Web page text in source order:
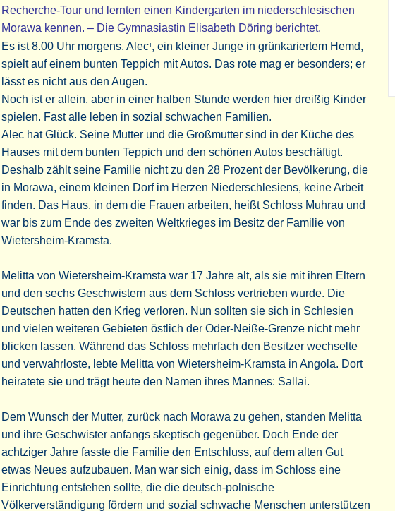
Recherche-Tour und lernten einen Kindergarten im niederschlesischen
Morawa kennen. – Die Gymnasiastin Elisabeth Döring berichtet.
Es ist 8.00 Uhr morgens. Alec1, ein kleiner Junge in grünkariertem Hemd,
spielt auf einem bunten Teppich mit Autos. Das rote mag er besonders; er
lässt es nicht aus den Augen.
Noch ist er allein, aber in einer halben Stunde werden hier dreißig Kinder
spielen. Fast alle leben in sozial schwachen Familien.
Alec hat Glück. Seine Mutter und die Großmutter sind in der Küche des
Hauses mit dem bunten Teppich und den schönen Autos beschäftigt.
Deshalb zählt seine Familie nicht zu den 28 Prozent der Bevölkerung, die
in Morawa, einem kleinen Dorf im Herzen Niederschlesiens, keine Arbeit
finden. Das Haus, in dem die Frauen arbeiten, heißt Schloss Muhrau und
war bis zum Ende des zweiten Weltkrieges im Besitz der Familie von
Wietersheim-Kramsta.
Melitta von Wietersheim-Kramsta war 17 Jahre alt, als sie mit ihren Eltern
und den sechs Geschwistern aus dem Schloss vertrieben wurde. Die
Deutschen hatten den Krieg verloren. Nun sollten sie sich in Schlesien
und vielen weiteren Gebieten östlich der Oder-Neiße-Grenze nicht mehr
blicken lassen. Während das Schloss mehrfach den Besitzer wechselte
und verwahrloste, lebte Melitta von Wietersheim-Kramsta in Angola. Dort
heiratete sie und trägt heute den Namen ihres Mannes: Sallai.
Dem Wunsch der Mutter, zurück nach Morawa zu gehen, standen Melitta
und ihre Geschwister anfangs skeptisch gegenüber. Doch Ende der
achtziger Jahre fasste die Familie den Entschluss, auf dem alten Gut
etwas Neues aufzubauen. Man war sich einig, dass im Schloss eine
Einrichtung entstehen sollte, die die deutsch-polnische
Völkerverständigung fördern und sozial schwache Menschen unterstützen